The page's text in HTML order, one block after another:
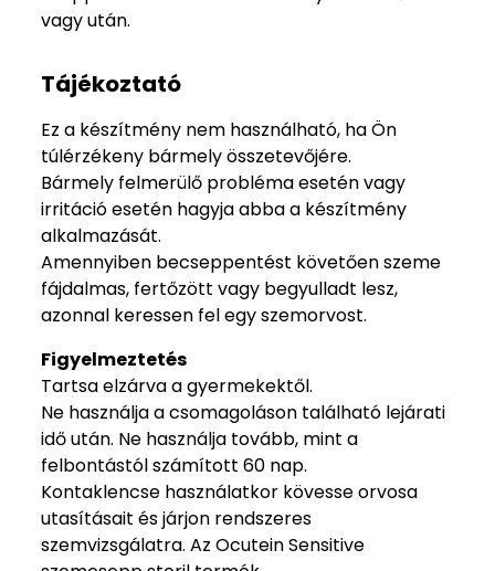
vagy után.
Tájékoztató
Ez a készítmény nem használható, ha Ön
túlérzékeny bármely összetevőjére.
Bármely felmerülő probléma esetén vagy
irritáció esetén hagyja abba a készítmény
alkalmazását.
Amennyiben becseppentést követően szeme
fájdalmas, fertőzött vagy begyulladt lesz,
azonnal keressen fel egy szemorvost.
Figyelmeztetés
Tartsa elzárva a gyermekektől.
Ne használja a csomagoláson található lejárati
idő után. Ne használja tovább, mint a
felbontástól számított 60 nap.
Kontaklencse használatkor kövesse orvosa
utasításait és járjon rendszeres
szemvizsgálatra. Az Ocutein Sensitive